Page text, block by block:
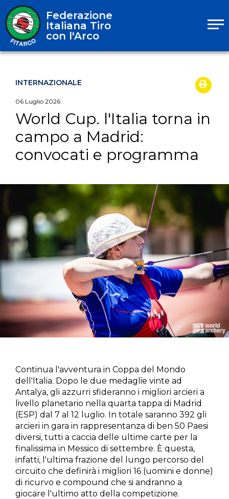
Federazione
Italiana Tiro
con l'Arco
INTERNAZIONALE
06 Luglio 2026
World Cup. l'Italia torna in
campo a Madrid:
convocati e programma
Continua l'avventura in Coppa del Mondo
dell'Italia. Dopo le due medaglie vinte ad
Antalya, gli azzurri sfideranno i migliori arcieri a
livello planetario nella quarta tappa di Madrid
(ESP) dal 7 al 12 luglio. In totale saranno 392 gli
arcieri in gara in rappresentanza di ben 50 Paesi
diversi, tutti a caccia delle ultime carte per la
finalissima in Messico di settembre. È questa,
infatti, l'ultima frazione del lungo percorso del
circuito che definirà i migliori 16 (uomini e donne)
di ricurvo e compound che si andranno a
giocare l'ultimo atto della competizione.